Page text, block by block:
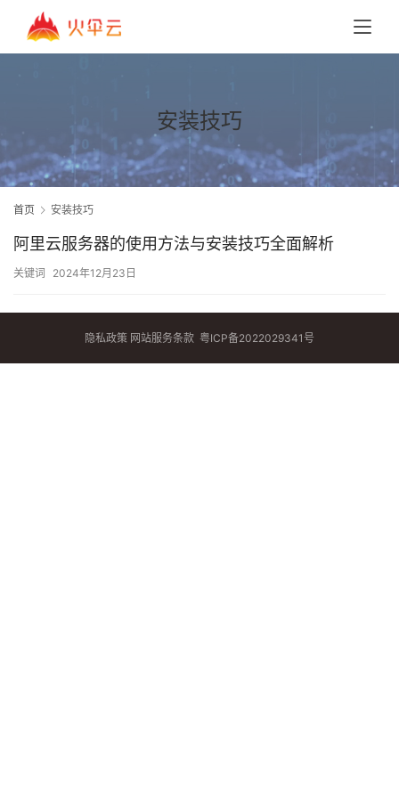
安装技巧
首页 安装技巧
阿里云服务器的使用方法与安装技巧全面解析
关键词 2024年12月23日
隐私政策 网站服务条款 粤ICP备2022029341号